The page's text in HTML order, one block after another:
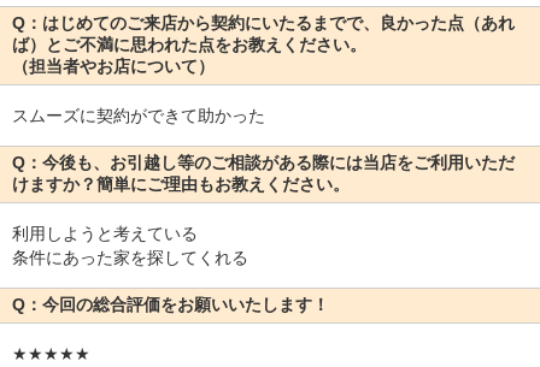
Q：はじめてのご来店から契約にいたるまでで、良かった点（あれ
ば）とご不満に思われた点をお教えください。
（担当者やお店について）
スムーズに契約ができて助かった
Q：今後も、お引越し等のご相談がある際には当店をご利用いただ
けますか？簡単にご理由もお教えください。
利用しようと考えている
条件にあった家を探してくれる
Q：今回の総合評価をお願いいたします！
★★★★★